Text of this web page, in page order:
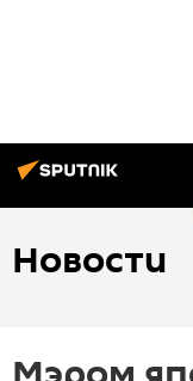
Новости